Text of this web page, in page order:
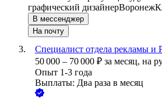
графический дизайнерВоронеж
В мессенджер
На почту
Специалист отдела рекламы и
50 000 – 70 000 ₽ за месяц, на
Опыт 1-3 года
Выплаты: Два раза в месяц